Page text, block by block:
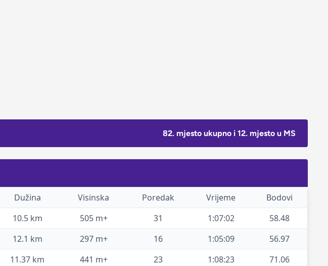
82. mjesto ukupno i 12. mjesto u MS
Dužina Visinska Poredak Vrijeme
Bodovi
10.5 km 505 m+ 31 1:07:02
58.48
12.1 km 297 m+ 16 1:05:09
56.97
11.37 km 441 m+ 23 1:08:23
71.06